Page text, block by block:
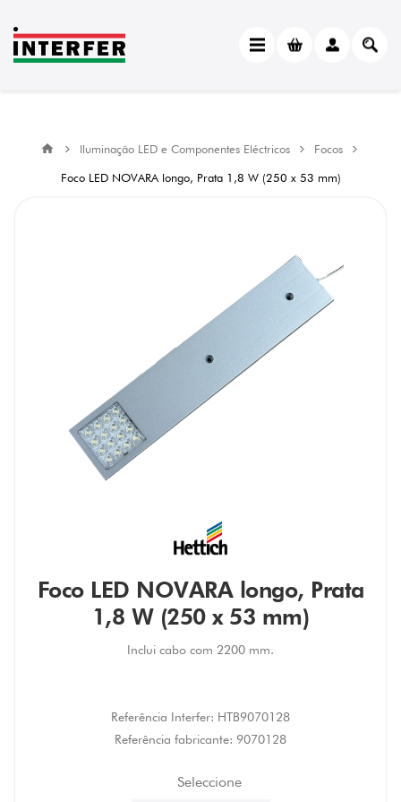
Iluminação LED e Componentes Eléctricos
Focos
Foco LED NOVARA longo, Prata 1,8 W (250 x 53 mm)
Foco LED NOVARA longo, Prata
1,8 W (250 x 53 mm)
Inclui cabo com 2200 mm.
Referência Interfer: HTB9070128
Referência fabricante: 9070128
Seleccione